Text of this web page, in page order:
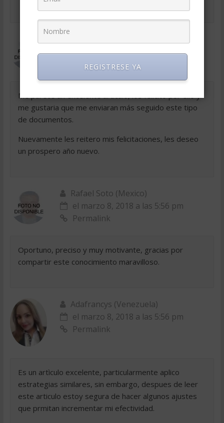
el marzo 8, 2018 a las 5:56 pm
Permalink
Me parece un excelente artículo, los felicito por ello y
me gustaria que me enviaran más seguido este tipo
de documentos.
Nuevamente les reitero mis felicitaciones, les deseo
un prospero año nuevo.
Rafael Soto (Mexico)
el marzo 8, 2018 a las 5:56 pm
Permalink
Oportuno, preciso y muy motivante, gracias por
compartir este conocimiento maravilloso.
Adafrancys (Venezuela)
el marzo 8, 2018 a las 5:56 pm
Permalink
Es un artìculo excelente, particularmente aplico
estrategias similares, sin embargo, despues de leer
este articulo estoy segura de hacer algunos ajustes
que prmitan incrementar mi efectividad.
REGISTRESE YA